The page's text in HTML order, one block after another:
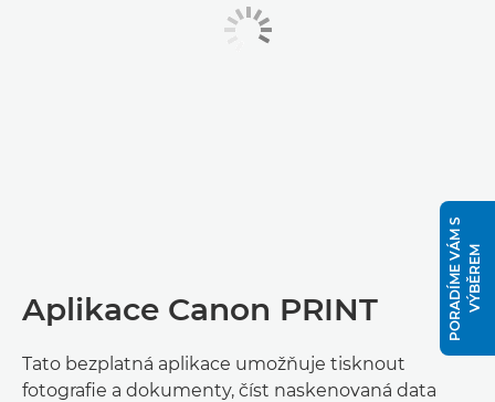
Aplikace Canon PRINT
Tato bezplatná aplikace umožňuje tisknout
fotografie a dokumenty, číst naskenovaná data
P
O
R
A
D
Í
M
E
V
Á
M
S
V
Ý
B
Ě
R
EM